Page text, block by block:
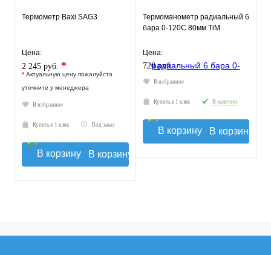
Термометр Baxi SAG3
Цена:
2 245 руб. *
* Актуальную цену пожалуйста
уточните у менеджера
В избранное
Купить в 1 клик Под заказ
В корзину
Термоманометр радиальный 6
бара 0-120С 80мм TiM
Цена:
720 руб.
В избранное
Купить в 1 клик В наличии
В корзину